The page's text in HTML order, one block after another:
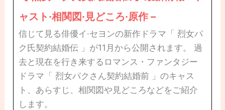
ャスト·相関図·見どころ·原作 –
信じて見る俳優イ·セヨンの新作ドラマ「 烈女パ
ク氏契約結婚伝 」が11月から公開されます。 過
去と現在を行き来するロマンス・ファンタジー
ドラマ「 烈女パクさん契約結婚前 」のキャス
ト、あらすじ、相関図や見どころなどをご紹介
します。